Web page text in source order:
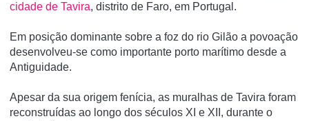
cidade de Tavira, distrito de Faro, em Portugal.
Em posição dominante sobre a foz do rio Gilão a povoação
desenvolveu-se como importante porto marí­timo desde a
Antiguidade.
Apesar da sua origem fenícia, as muralhas de Tavira foram
reconstruídas ao longo dos séculos XI e XII, durante o